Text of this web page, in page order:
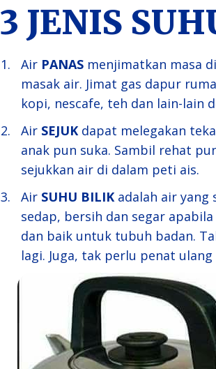
3 JENIS
Air PANAS menjimatkan masa
masak air. Jimat gas dapur
kopi, nescafe, teh dan lain-lain
Air SEJUK dapat melegakan
anak pun suka. Sambil rehat
sejukkan air di dalam peti ais.
Air SUHU BILIK adalah air yang
sedap, bersih dan segar
dan baik untuk tubuh badan.
lagi. Juga, tak perlu penat